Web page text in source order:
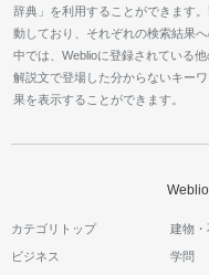
辞典」を利用することができます
動しており、それぞれの検索結果
中では、Weblioに登録されている
解説文で登場した分からないキー
果を表示することができます。
カテゴリトップ 建物・
ビジネス 学問